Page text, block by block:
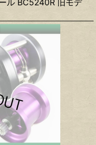
ル BC5240R 旧モデ